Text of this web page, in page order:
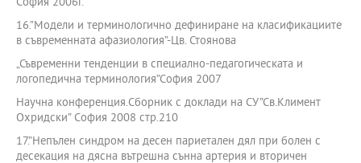
16.”Модели и терминологично дефиниране на класификациите
в съвременната афазиология”-Цв. Стоянова
„Съвременни тенденции в специално-педагогическата и
логопедична терминология”София 2007
Научна конференция.Сборник с доклади на СУ”Св.Климент
Охридски” София 2008 стр.210
17.”Непълен синдром на десен париетален дял при болен с
десекация на дясна вътрешна сънна артерия и вторичен